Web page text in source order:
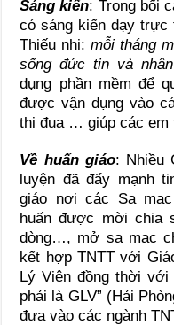
Sáng kiến: Trong bối
có sáng kiến dạy trực
Thiếu nhi:mỗi tháng
sống đức tin và
dụng phần mềm để
được vận dụng vào
thi đua … giúp các em
Về huấn giáo: Nhiều
luyện đã đẩy mạnh
giáo nơi các Sa
huấn được mời chia
dòng…, mở sa mạc
kết hợp TNTT với
Lý Viên đồng thời với
phải là GLV” (Hải
đưa vào các ngành